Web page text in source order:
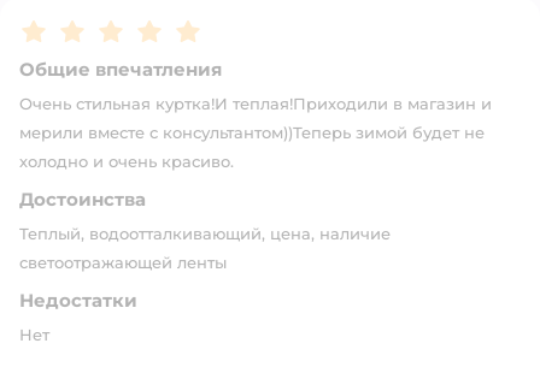
Рейтинг:5
Общие впечатления
Очень стильная куртка!И теплая!Приходили в магазин и
мерили вместе с консультантом))Теперь зимой будет не
холодно и очень красиво.
Достоинства
Теплый, водоотталкивающий, цена, наличие
светоотражающей ленты
Недостатки
Нет